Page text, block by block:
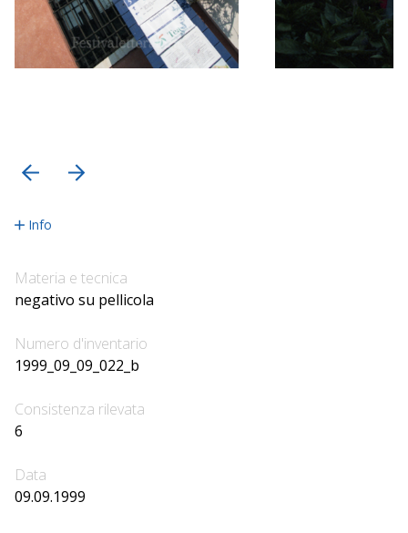
Info
Materia e tecnica
negativo su pellicola
Numero d'inventario
1999_09_09_022_b
Consistenza rilevata
6
Data
09.09.1999